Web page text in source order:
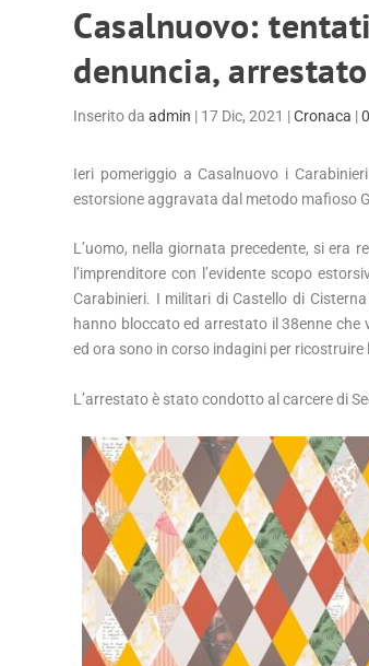
Casalnuovo:
denuncia,
Inserito daadmin | 17 Dic, 2021 |Cronaca |
Ieri pomeriggio a Casalnuovo i
estorsione aggravata dal metodo mafioso
L’uomo, nella giornata precedente, si era
l’imprenditore con l’evidente scopo
Carabinieri. I militari di Castello di
hanno bloccato ed arrestato il 38enne
ed ora sono in corso indagini per
L’arrestato è stato condotto al carcere di